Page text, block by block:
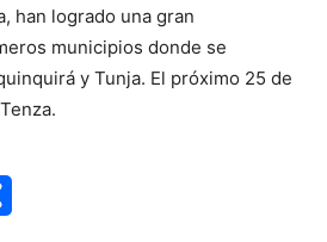
han logrado una gran
municipios donde se
y Tunja. El próximo 25 de